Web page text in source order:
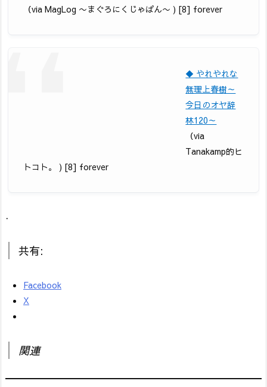
（via MagLog 〜まぐろにくじゃぱん〜 ) [8] forever
◆ やれやれな
無理上春樹～
今日のオヤ辞
林120～
（via
Tanakamp的ヒ
トコト。 ) [8] forever
.
共有:
Facebook
X
関連